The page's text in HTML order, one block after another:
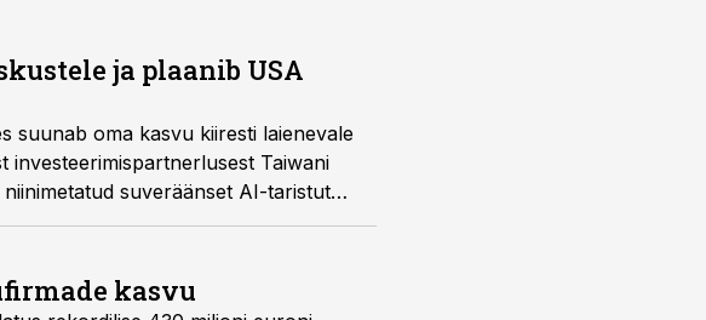
ja plaanib USA
suunab oma kasvu kiiresti laienevale
investeerimispartnerlusest Taiwani
suveräänset AI-taristut
kasvu